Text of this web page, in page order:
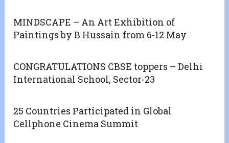
MINDSCAPE – An Art Exhibition of
Paintings by B Hussain from 6-12 May
CONGRATULATIONS CBSE toppers – Delhi
International School, Sector-23
25 Countries Participated in Global
Cellphone Cinema Summit